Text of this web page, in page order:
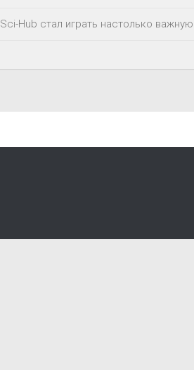
Sci-Hub стал играть настолько